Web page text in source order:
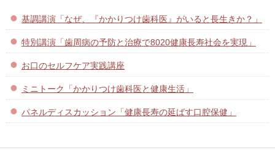
基調講演「なぜ、『かかりつけ歯科医』がいると長生きか？」
特別講演「歯周病の予防と治療で8020健康長寿社会を実現」
お口のセルフケア実践講座
ミニトーク「かかりつけ歯科医と健康生活」
パネルディスカッション「健康長寿の延ばす口腔保健」